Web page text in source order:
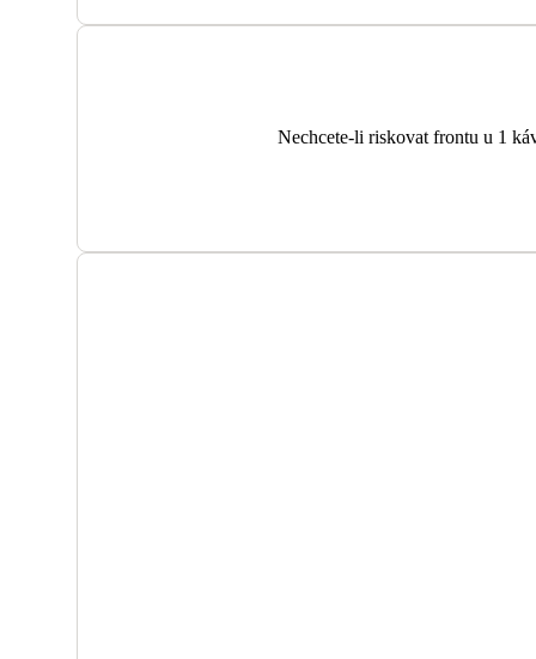
Nechcete-li riskovat frontu u 1